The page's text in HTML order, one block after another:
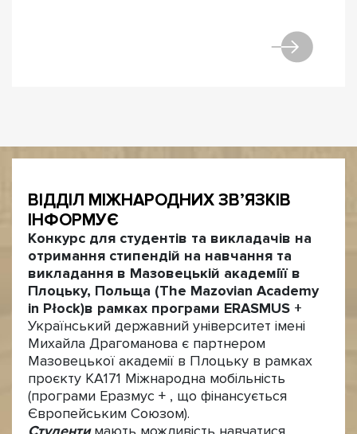
ВІДДІЛ МІЖНАРОДНИХ ЗВ’ЯЗКІВ
ІНФОРМУЄ
Конкурс для студентів та викладачів на
отримання стипендій на навчання та
викладання в Мазовецькій академіїї в
Плоцьку, Польща (The Mazovian Academy
in Płock)в рамках програми ERASMUS +
Український державний університет імені
Михайла Драгоманова є партнером
Мазовецької академії в Плоцьку в рамках
проєкту КА171 Міжнародна мобільність
(програми Еразмус + , що фінансується
Європейським Союзом).